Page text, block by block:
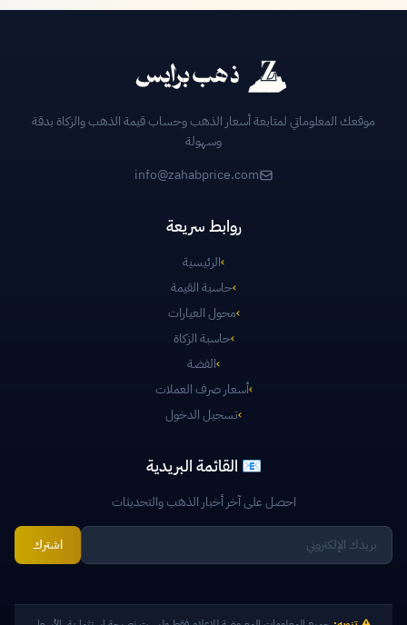
موقعك المعلوماتي لمتابعة أسعار الذهب وحساب قيمة الذهب والزكاة بدقة
وسهولة
info@zahabprice.com
روابط سريعة
›الرئيسية
›حاسبة القيمة
›محول العيارات
›حاسبة الزكاة
›الفضة
›أسعار صرف العملات
›تسجيل الدخول
📧 القائمة البريدية
احصل على آخر أخبار الذهب والتحديثات
اشترك